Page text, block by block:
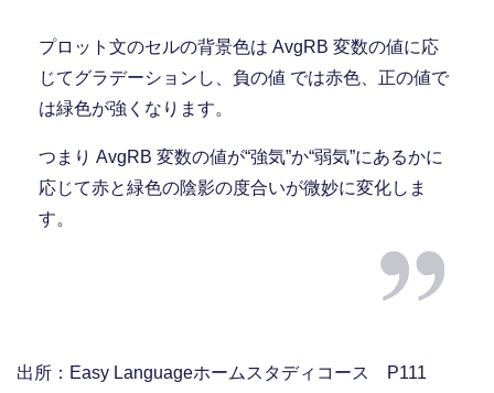
プロット文のセルの背景色は AvgRB 変数の値に応
じてグラデーションし、負の値 では赤色、正の値で
は緑色が強くなります。
つまり AvgRB 変数の値が“強気”か“弱気”にあるかに
応じて赤と緑色の陰影の度合いが微妙に変化しま
す。
出所：Easy Languageホームスタディコース P111